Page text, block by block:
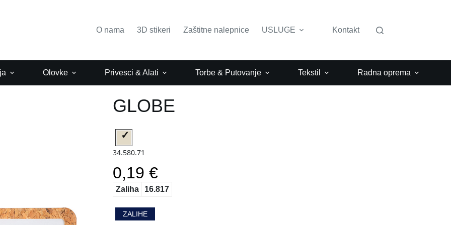
O nama
3D stikeri Zaštitne nalepnice USLUGE Kontakt
Olovke Privesci & Alati Torbe & Putovanje Tekstil Radna oprema
GLOBE
34.580.71
0,19 €
Zaliha 16.817
ZALIHE